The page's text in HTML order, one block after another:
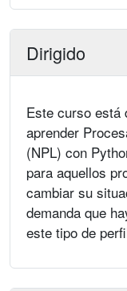
Dirigido
Este curso está
aprender
(NPL) con
para aquellos
cambiar su
demanda que
este tipo de